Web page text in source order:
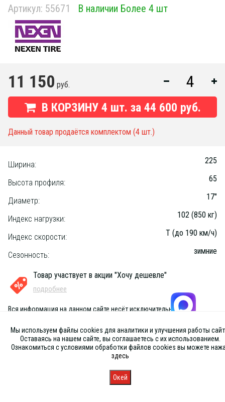
Артикул: 55671 В наличии Более 4 шт
11 150 руб.
В КОРЗИНУ 4 шт. за 44 600 руб.
Данный товар продаётся комплектом (4 шт.)
Ширина: 225
Высота профиля: 65
Диаметр: 17"
Индекс нагрузки: 102 (850 кг)
Индекс скорости: T (до 190 км/ч)
Сезонность: зимние
Товар участвует в акции "Хочу дешевле"
подробнее
Вся информация на данном сайте несёт исключительно
публичной офертой, определяемой положениями Статьи 437 (2) ГК
РФ
Запись
Мы используем файлы cookies для аналитики и улучшения работы
Оставаясь на нашем сайте, вы соглашаетесь с их использованием.
Ознакомиться с условиями обработки файлов cookies вы можете
здесь
Окей